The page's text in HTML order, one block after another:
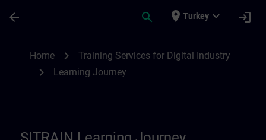
arrow_back search place Turkey expand_more login
Home chevron_right Training Services for Digital Industry
chevron_right Learning Journey